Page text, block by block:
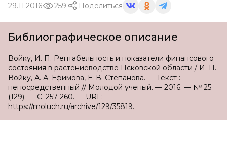
29.11.2016 259 Поделиться
Библиографическое описание
Войку, И. П. Рентабельность и показатели финансового
состояния в растениеводстве Псковской области / И. П.
Войку, А. А. Ефимова, Е. В. Степанова. — Текст :
непосредственный // Молодой ученый. — 2016. — № 25
(129). — С. 257-260. — URL:
https://moluch.ru/archive/129/35819.